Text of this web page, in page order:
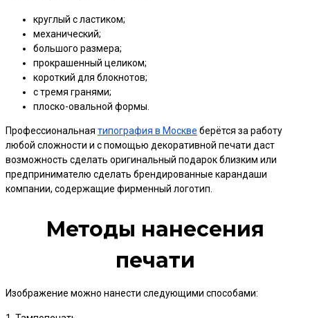
круглый с ластиком;
механический;
большого размера;
прокрашенный целиком;
короткий для блокнотов;
с тремя гранями;
плоско-овальной формы.
Профессиональная типография в Москве берётся за работу
любой сложности и с помощью декоративной печати даст
возможность сделать оригинальный подарок близким или
предпринимателю сделать брендированные карандаши
компании, содержащие фирменный логотип.
Методы нанесения
печати
Изображение можно нанести следующими способами: